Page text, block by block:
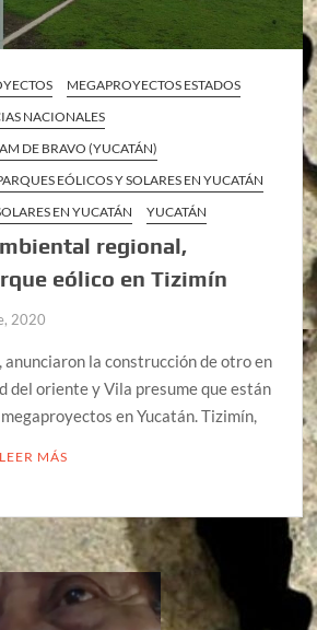
MEGAPROYECTOS ESTADOS
NACIONALES
DE BRAVO (YUCATÁN)
EÓLICOS Y SOLARES EN YUCATÁN
EN YUCATÁN
YUCATÁN
regional,
eólico en Tizimín
2020
anunciaron la construcción de otro en
del oriente y Vila presume que están
en Yucatán. Tizimín,
LEER MÁS